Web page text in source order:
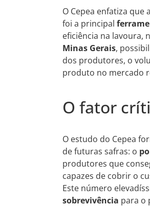
O Cepea enfatiza que
foi a principal
eficiência na lavoura,
Minas Gerais,
dos produtores, o
produto no mercado
O fator
O estudo do Cepea
de futuras safras: o
produtores que
capazes de cobrir o
Este número
sobrevivência para o